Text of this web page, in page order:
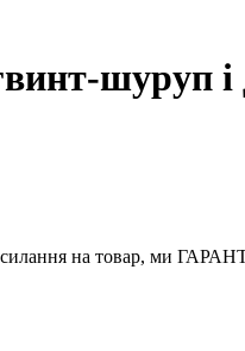
шуруп і
на товар, ми